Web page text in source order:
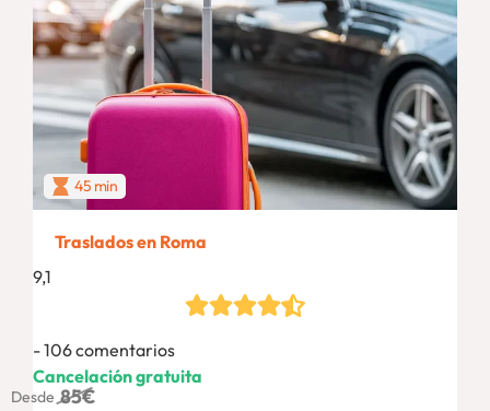
45 min
Traslados en Roma
9,1
106 comentarios
Desde 85€
Cancelación gratuita